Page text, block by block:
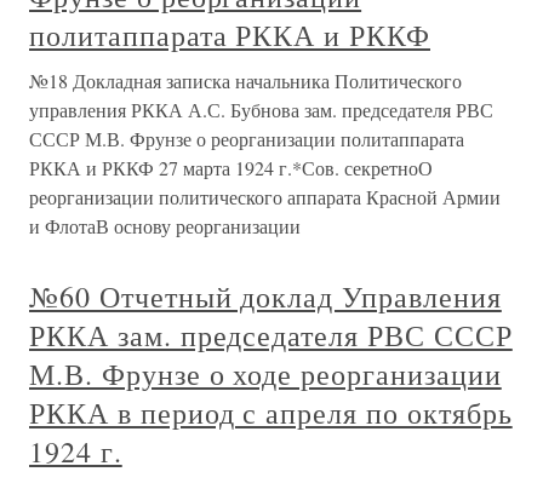
политаппарата РККА и РККФ
№18 Докладная записка начальника Политического
управления РККА А.С. Бубнова зам. председателя РВС
СССР М.В. Фрунзе о реорганизации политаппарата
РККА и РККФ 27 марта 1924 г.*Сов. секретноО
реорганизации политического аппарата Красной Армии
и ФлотаВ основу реорганизации
№60 Отчетный доклад Управления
РККА зам. председателя РВС СССР
М.В. Фрунзе о ходе реорганизации
РККА в период с апреля по октябрь
1924 г.